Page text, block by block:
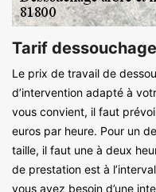
Tarif dessouchage
Le prix de travail de
d’intervention adapté à
vous convient, il faut
euros par heure. Pour un
taille, il faut une à deux
de prestation est à
vous avez besoin d’une